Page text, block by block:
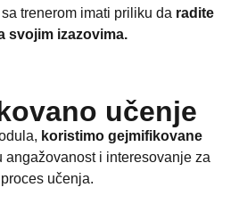
trenerom imati priliku da radite
svojim izazovima.
učenje
koristimo gejmifikovane
i interesovanje za
proces učenja.